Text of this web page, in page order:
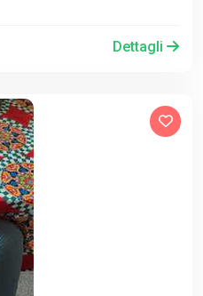
Dettagli